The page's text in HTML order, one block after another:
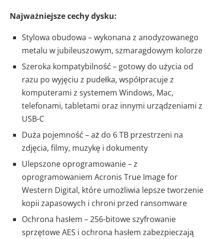
Najważniejsze cechy dysku:
Stylowa obudowa – wykonana z anodyzowanego
metalu w jubileuszowym, szmaragdowym kolorze
Szeroka kompatybilność – gotowy do użycia od
razu po wyjęciu z pudełka, współpracuje z
komputerami z systemem Windows, Mac,
telefonami, tabletami oraz innymi urządzeniami z
USB-C
Duża pojemność – aż do 6 TB przestrzeni na
zdjęcia, filmy, muzykę i dokumenty
Ulepszone oprogramowanie – z
oprogramowaniem Acronis True Image for
Western Digital, które umożliwia lepsze tworzenie
kopii zapasowych i chroni przed ransomware
Ochrona hasłem – 256-bitowe szyfrowanie
sprzętowe AES i ochrona hasłem zabezpieczają